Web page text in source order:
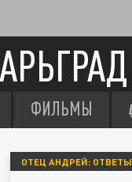
ФИЛЬМЫ
ОТЕЦ АНДРЕЙ: ОТВЕТЫ